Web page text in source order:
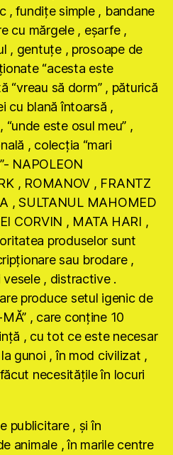
, fundiţe simple , bandane
cu mărgele , eşarfe ,
, gentuţe , prosoape de
“acesta este
“vreau să dorm” , păturică
cu blană întoarsă ,
“unde este osul meu” ,
, colecţia “mari
NAPOLEON
, ROMANOV , FRANTZ
, SULTANUL MAHOMED
CORVIN , MATA HARI ,
produselor sunt
sau brodare ,
, distractive .
produce setul igenic de
, care conţine 10
, cu tot ce este necesar
gunoi , în mod civilizat ,
necesităţile în locuri
publicitare , şi în
animale , în marile centre